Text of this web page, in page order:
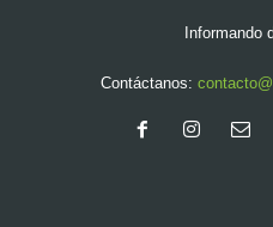
Informando
Contáctanos: